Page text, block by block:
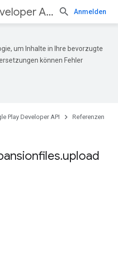
API Anmelden
um Inhalte in Ihre bevorzugte
können Fehler
Play Developer API Referenzen
.upload